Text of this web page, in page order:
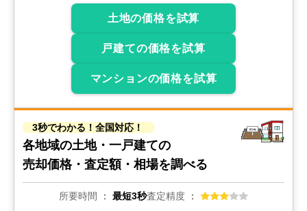
土地の価格を試算
戸建ての価格を試算
マンションの価格を試算
3秒でわかる！全国対応！
各地域の土地・一戸建ての
売却価格・査定額・相場を調べる
所要時間 最短3秒査定精度